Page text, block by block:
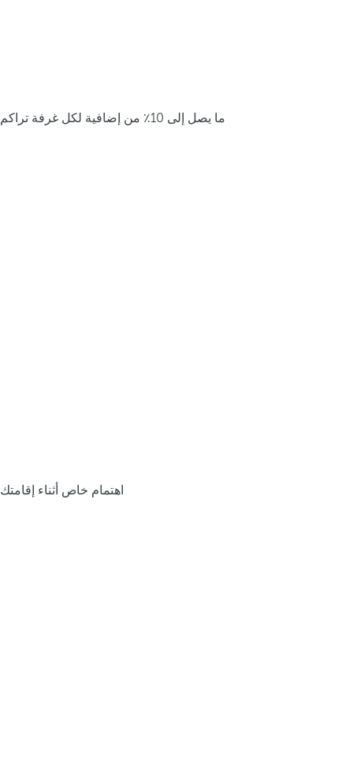
ما يصل إلى 10٪ من إضافية لكل غرفة تراكم
اهتمام خاص أثناء إقامتك